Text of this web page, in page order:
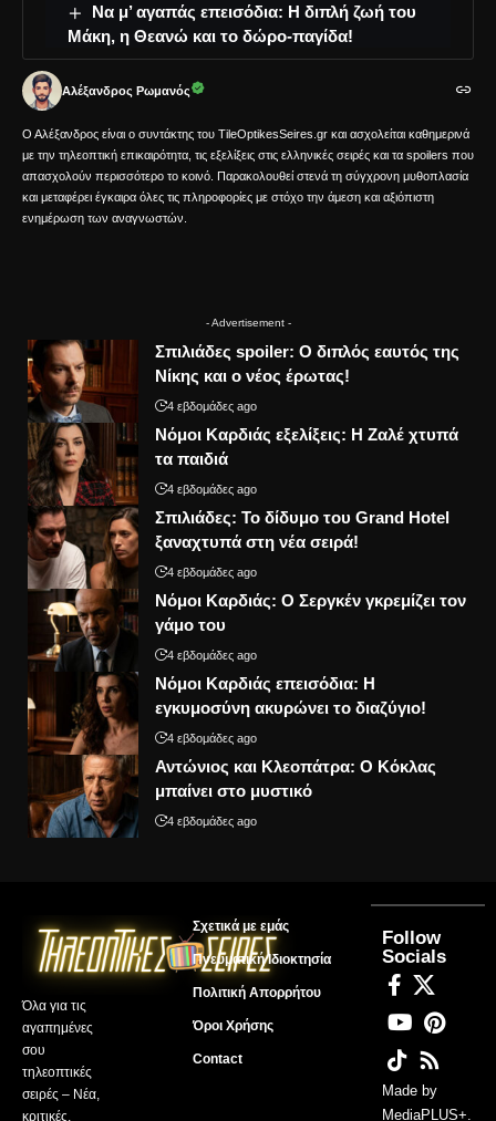
Να μ’ αγαπάς επεισόδια: Η διπλή ζωή του
Μάκη, η Θεανώ και το δώρο-παγίδα!
Αλέξανδρος Ρωμανός
Ο Αλέξανδρος είναι ο συντάκτης του TileOptikesSeires.gr και ασχολείται καθημερινά
με την τηλεοπτική επικαιρότητα, τις εξελίξεις στις ελληνικές σειρές και τα spoilers που
απασχολούν περισσότερο το κοινό. Παρακολουθεί στενά τη σύγχρονη μυθοπλασία
και μεταφέρει έγκαιρα όλες τις πληροφορίες με στόχο την άμεση και αξιόπιστη
ενημέρωση των αναγνωστών.
- Advertisement -
Σπιλιάδες spoiler: Ο διπλός εαυτός της
Νίκης και ο νέος έρωτας!
4 εβδομάδες ago
Νόμοι Καρδιάς εξελίξεις: Η Ζαλέ χτυπά
τα παιδιά
4 εβδομάδες ago
Σπιλιάδες: Το δίδυμο του Grand Hotel
ξαναχτυπά στη νέα σειρά!
4 εβδομάδες ago
Νόμοι Καρδιάς: Ο Σεργκέν γκρεμίζει τον
γάμο του
4 εβδομάδες ago
Νόμοι Καρδιάς επεισόδια: Η
εγκυμοσύνη ακυρώνει το διαζύγιο!
4 εβδομάδες ago
Αντώνιος και Κλεοπάτρα: Ο Κόκλας
μπαίνει στο μυστικό
4 εβδομάδες ago
Όλα για τις
αγαπημένες
σου
τηλεοπτικές
σειρές – Νέα,
κριτικές,
Σχετικά με εμάς
Πνευματική Ιδιοκτησία
Πολιτική Απορρήτου
Όροι Χρήσης
Contact
Follow
Socials
Made by
MediaPLUS+.